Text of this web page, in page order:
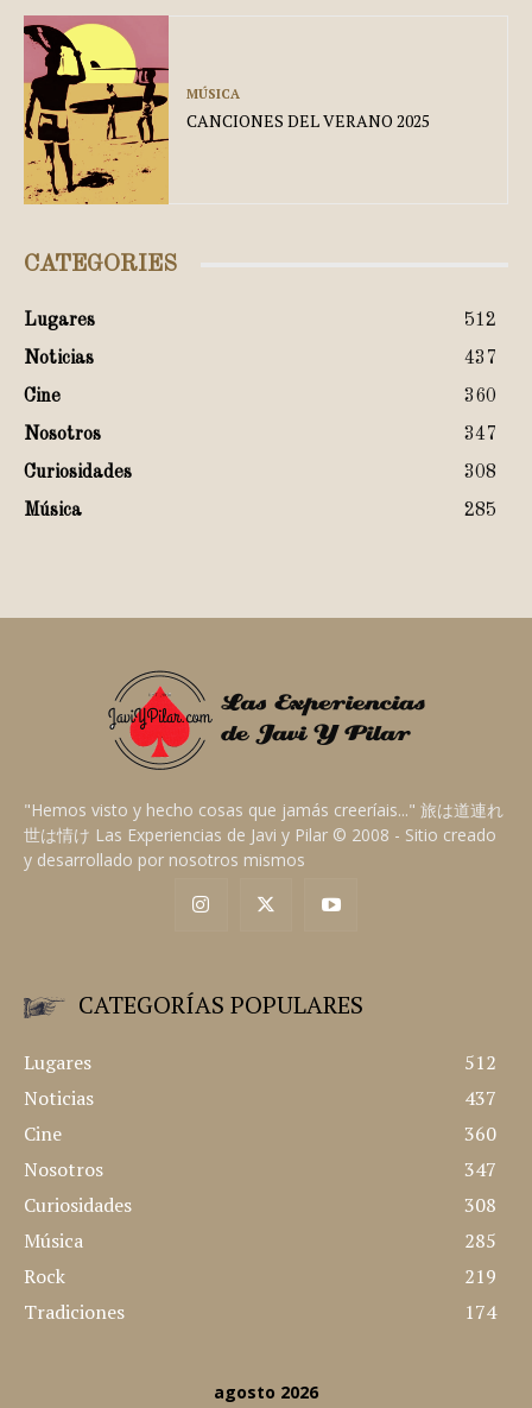
MÚSICA
CANCIONES DEL VERANO 2025
CATEGORIES
Lugares
512
Noticias
437
Cine
360
Nosotros
347
Curiosidades
308
Música
285
"Hemos visto y hecho cosas que jamás creeríais..." 旅は道連れ
世は情け Las Experiencias de Javi y Pilar © 2008 - Sitio creado
y desarrollado por nosotros mismos
CATEGORÍAS POPULARES
Lugares
512
Noticias
437
Cine
360
Nosotros
347
Curiosidades
308
Música
285
Rock
219
Tradiciones
174
agosto 2026